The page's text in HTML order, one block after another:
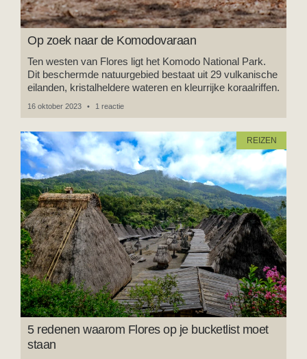
Op zoek naar de Komodovaraan
Ten westen van Flores ligt het Komodo National Park.
Dit beschermde natuurgebied bestaat uit 29 vulkanische
eilanden, kristalheldere wateren en kleurrijke koraalriffen.
16 oktober 2023 1 reactie
REIZEN
5 redenen waarom Flores op je bucketlist moet
staan